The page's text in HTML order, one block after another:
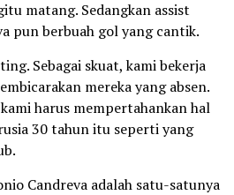
matang. Sedangkan assist
pun berbuah gol yang cantik.
Sebagai skuat, kami bekerja
mereka yang absen.
harus mempertahankan hal
30 tahun itu seperti yang
Candreva adalah satu-satunya